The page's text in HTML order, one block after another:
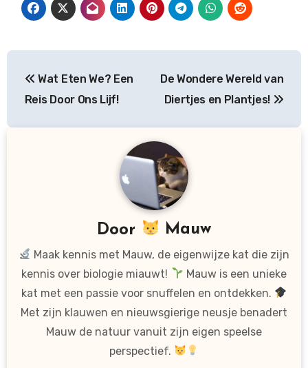
navigatie
Wat Eten We? Een
Reis Door Ons Lijf!
De Wondere Wereld van
Diertjes en Plantjes!
Door Mauw
Maak kennis met Mauw, de eigenwijze kat die zijn
kennis over biologie miauwt!
Mauw is een unieke
kat met een passie voor snuffelen en ontdekken.
Met zijn klauwen en nieuwsgierige neusje benadert
Mauw de natuur vanuit zijn eigen speelse
perspectief.